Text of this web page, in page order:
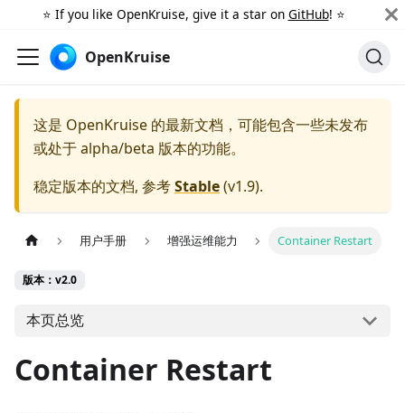
⭐️ If you like OpenKruise, give it a star on GitHub! ⭐️
OpenKruise
这是 OpenKruise 的最新文档，可能包含一些未发布
或处于 alpha/beta 版本的功能。
稳定版本的文档, 参考Stable(v1.9).
用户手册 增强运维能力 Container Restart
版本：v2.0
本页总览
Container Restart